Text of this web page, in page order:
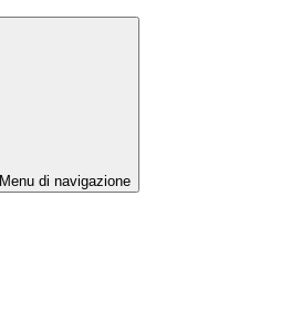
Menu di navigazione